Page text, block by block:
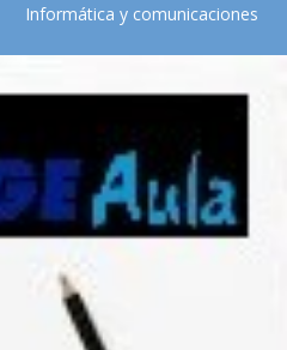
Informática y comunicaciones